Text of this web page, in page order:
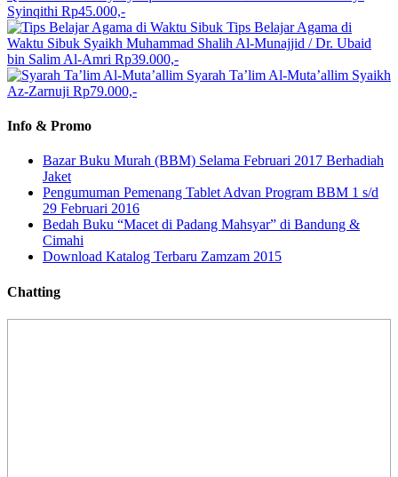
Syinqithi Rp45.000,-
Tips Belajar Agama di
Waktu Sibuk Syaikh Muhammad Shalih Al-Munajjid / Dr. Ubaid
bin Salim Al-Amri Rp39.000,-
Syarah Ta’lim Al-Muta’allim Syaikh
Az-Zarnuji Rp79.000,-
Info & Promo
Bazar Buku Murah (BBM) Selama Februari 2017 Berhadiah
Jaket
Pengumuman Pemenang Tablet Advan Program BBM 1 s/d
29 Februari 2016
Bedah Buku “Macet di Padang Mahsyar” di Bandung &
Cimahi
Download Katalog Terbaru Zamzam 2015
Chatting